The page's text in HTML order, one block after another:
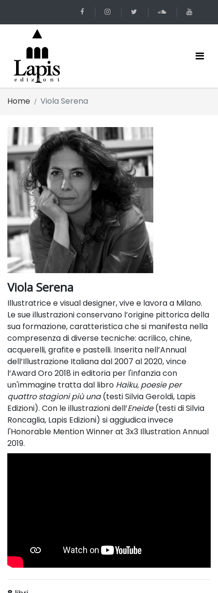
Home Viola Serena
Viola Serena
Illustratrice e visual designer, vive e lavora a Milano.
Le sue illustrazioni conservano l’origine pittorica della
sua formazione, caratteristica che si manifesta nella
compresenza di diverse tecniche: acrilico, chine,
acquerelli, grafite e pastelli. Inserita nell’Annual
dell’Illustrazione Italiana dal 2007 al 2020, vince
l’Award Oro 2018 in editoria per l'infanzia con
un'immagine tratta dal libro Haiku, poesie per
quattro stagioni più una(testi Silvia Geroldi, Lapis
Edizioni). Con le illustrazioni dell’Eneide(testi di Silvia
Roncaglia, Lapis Edizioni) si aggiudica invece
l'Honorable Mention Winner at 3x3 Illustration Annual
2019.